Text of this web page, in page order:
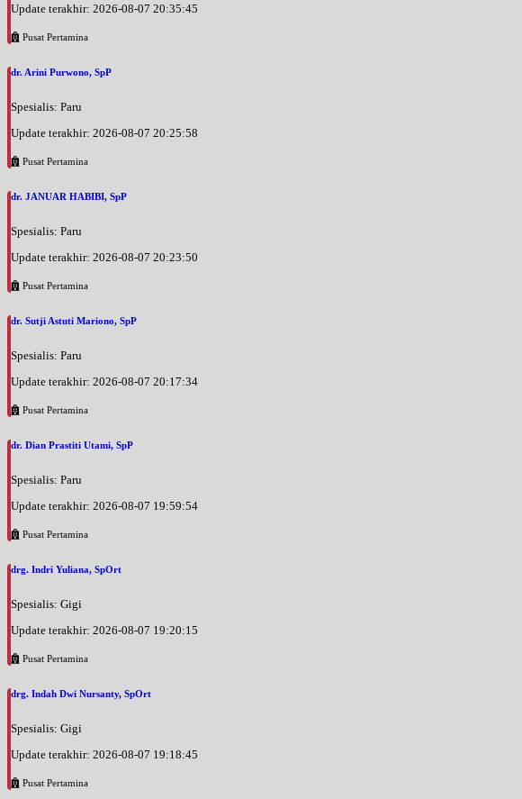
Update terakhir: 2026-08-07 20:35:45
Pusat Pertamina
dr. Arini Purwono, SpP
Spesialis: Paru
Update terakhir: 2026-08-07 20:25:58
Pusat Pertamina
dr. JANUAR HABIBI, SpP
Spesialis: Paru
Update terakhir: 2026-08-07 20:23:50
Pusat Pertamina
dr. Sutji Astuti Mariono, SpP
Spesialis: Paru
Update terakhir: 2026-08-07 20:17:34
Pusat Pertamina
dr. Dian Prastiti Utami, SpP
Spesialis: Paru
Update terakhir: 2026-08-07 19:59:54
Pusat Pertamina
drg. Indri Yuliana, SpOrt
Spesialis: Gigi
Update terakhir: 2026-08-07 19:20:15
Pusat Pertamina
drg. Indah Dwi Nursanty, SpOrt
Spesialis: Gigi
Update terakhir: 2026-08-07 19:18:45
Pusat Pertamina